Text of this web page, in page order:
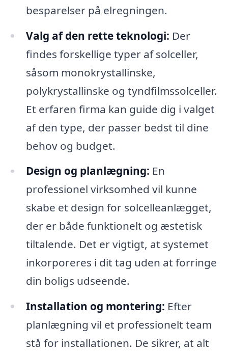
besparelser på elregningen.
Valg af den rette teknologi: Der
findes forskellige typer af solceller,
såsom monokrystallinske,
polykrystallinske og tyndfilmssolceller.
Et erfaren firma kan guide dig i valget
af den type, der passer bedst til dine
behov og budget.
Design og planlægning: En
professionel virksomhed vil kunne
skabe et design for solcelleanlægget,
der er både funktionelt og æstetisk
tiltalende. Det er vigtigt, at systemet
inkorporeres i dit tag uden at forringe
din boligs udseende.
Installation og montering: Efter
planlægning vil et professionelt team
stå for installationen. De sikrer, at alt